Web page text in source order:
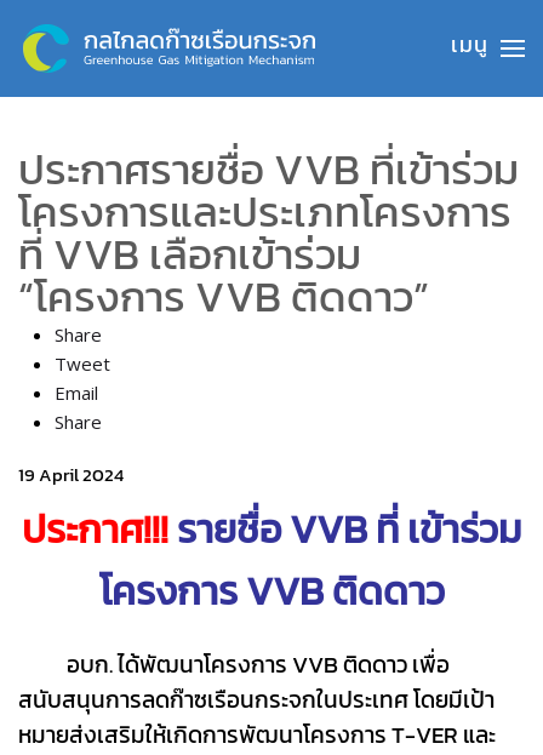
Skip to main content
ประกาศรายชื่อ VVB ที่เข้าร่วม
โครงการและประเภทโครงการ
ที่ VVB เลือกเข้าร่วม
“โครงการ VVB ติดดาว”
Share
Tweet
Email
Share
19 April 2024
ประกาศ!!!รายชื่อ VVB ที่ เข้าร่วม
โครงการ VVB ติดดาว
อบก. ได้พัฒนาโครงการ VVB ติดดาว เพื่อ
สนับสนุนการลดก๊าซเรือนกระจกในประเทศ โดยมีเป้า
หมายส่งเสริมให้เกิดการพัฒนาโครงการ T-VER และ